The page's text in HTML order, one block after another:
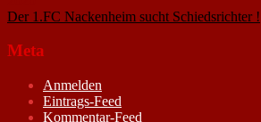
Der 1.FC Nackenheim sucht Schiedsrichter !
Meta
Anmelden
Eintrags-Feed
Kommentar-Feed